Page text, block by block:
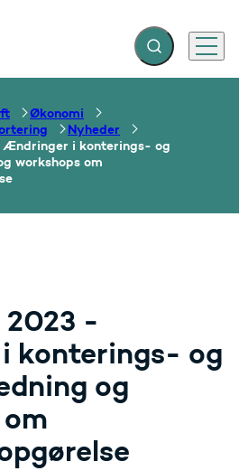
Fold søgefelt ud
Menu
Økonomi
Nyheder
Ændringer i konterings- og
workshops om
2023 -
konterings- og
og